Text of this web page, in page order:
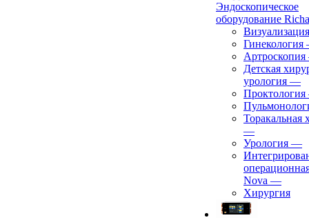
Эндоскопическое
оборудование
Визуализация
Гинекология
Артроскопия
Детская
урология —
Проктология
Торакальная
—
Урология —
Nova —
Хирургия